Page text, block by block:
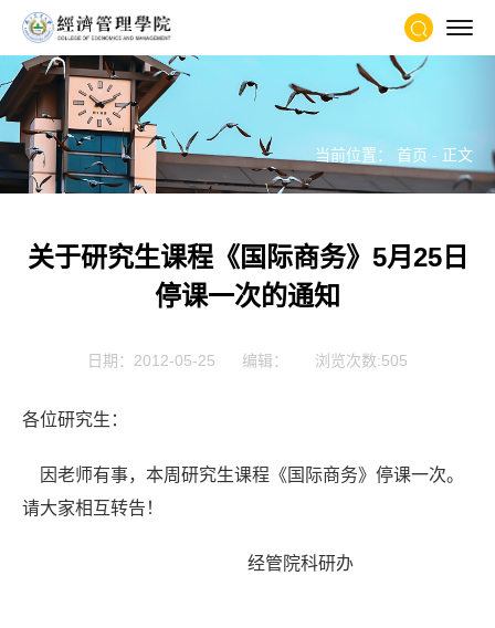
当前位置： 首页 - 正文
关于研究生课程《国际商务》5月25日
停课一次的通知
日期：2012-05-25 编辑： 浏览次数:505
各位研究生：
因老师有事，本周研究生课程《国际商务》停课一次。
请大家相互转告！
经管院科研办